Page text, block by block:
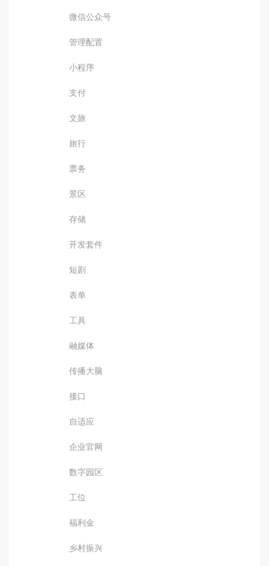
微信公众号
管理配置
小程序
支付
文旅
旅行
票务
景区
存储
开发套件
短剧
表单
工具
融媒体
传播大脑
接口
自适应
企业官网
数字园区
工位
福利金
乡村振兴